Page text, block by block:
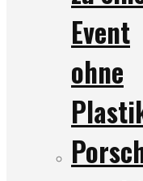
Event
ohne